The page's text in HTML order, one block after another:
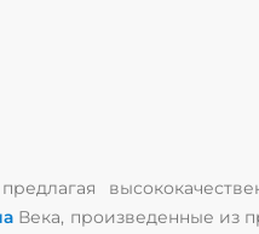
Века, произведенные из